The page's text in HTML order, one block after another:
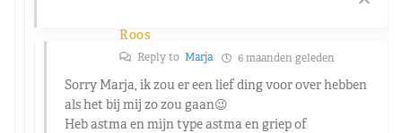
Roos
Reply to Marja 6 maanden geleden
Sorry Marja, ik zou er een lief ding voor over hebben
als het bij mij zo zou gaan😉
Heb astma en mijn type astma en griep of